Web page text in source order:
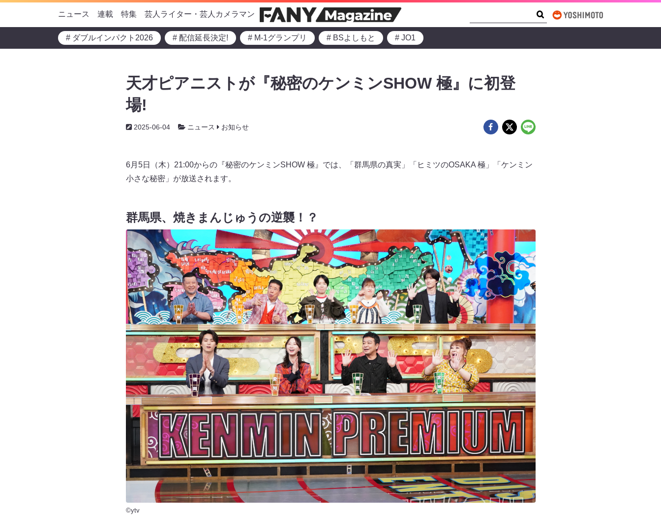
ニュース 連載 特集 芸人ライター・芸人カメラマン
# ダブルインパクト2026 # 配信延長決定! # M-1グランプリ # BSよしもと # JO1
天才ピアニストが『秘密のケンミンSHOW 極』に初登
場!
2025-06-04 ニュース お知らせ
6月5日（木）21:00からの『秘密のケンミンSHOW 極』では、「群馬県の真実」「ヒミツのOSAKA 極」「ケンミン
小さな秘密」が放送されます。
群馬県、焼きまんじゅうの逆襲！？
©ytv